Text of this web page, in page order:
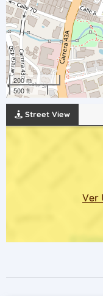
200 m
500 ft
Street View
Ver